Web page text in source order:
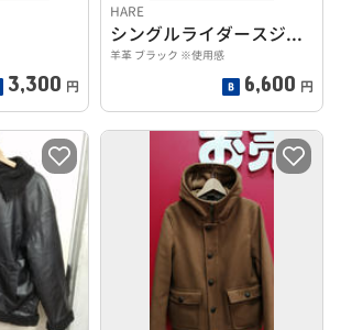
3,300 円
HARE
シングルライダースジャケット
羊革 ブラック ※使用感
6,600 円